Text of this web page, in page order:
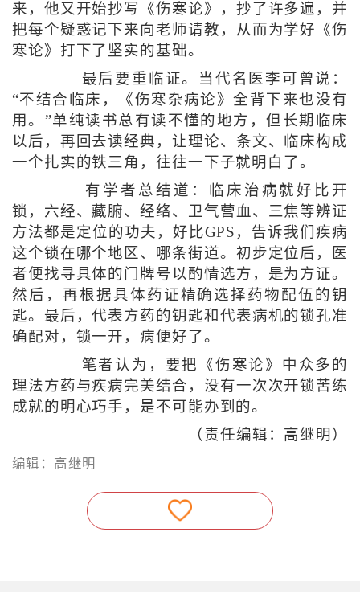
来，他又开始抄写《伤寒论》，抄了许多遍，并
把每个疑惑记下来向老师请教，从而为学好《伤
寒论》打下了坚实的基础。
最后要重临证。当代名医李可曾说：
“不结合临床，《伤寒杂病论》全背下来也没有
用。”单纯读书总有读不懂的地方，但长期临床
以后，再回去读经典，让理论、条文、临床构成
一个扎实的铁三角，往往一下子就明白了。
有学者总结道：临床治病就好比开
锁，六经、藏腑、经络、卫气营血、三焦等辨证
方法都是定位的功夫，好比GPS，告诉我们疾病
这个锁在哪个地区、哪条街道。初步定位后，医
者便找寻具体的门牌号以酌情选方，是为方证。
然后，再根据具体药证精确选择药物配伍的钥
匙。最后，代表方药的钥匙和代表病机的锁孔准
确配对，锁一开，病便好了。
笔者认为，要把《伤寒论》中众多的
理法方药与疾病完美结合，没有一次次开锁苦练
成就的明心巧手，是不可能办到的。
（责任编辑：高继明）
编辑：高继明